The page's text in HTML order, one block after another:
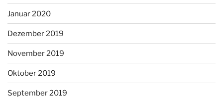
Januar 2020
Dezember 2019
November 2019
Oktober 2019
September 2019